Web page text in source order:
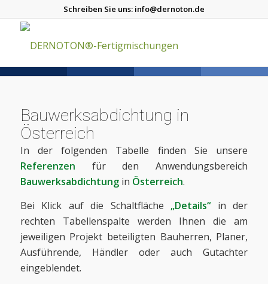
Schreiben Sie uns: info@dernoton.de
Bauwerksabdichtung in
Österreich
In der folgenden Tabelle finden Sie unsere
Referenzen für den Anwendungsbereich
Bauwerksabdichtungin Österreich.
Bei Klick auf die Schaltfläche „Details“ in der
rechten Tabellenspalte werden Ihnen die am
jeweiligen Projekt beteiligten Bauherren, Planer,
Ausführende, Händler oder auch Gutachter
eingeblendet.